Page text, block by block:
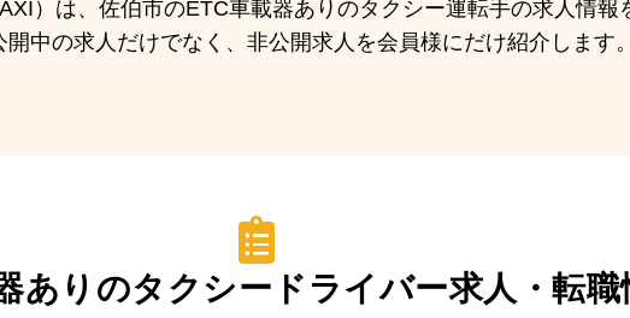
）は、佐伯市のETC車載器ありのタクシー運転手の求人情報
開中の求人だけでなく、非公開求人を会員様にだけ紹介します。
ありのタクシードライバー求人・転